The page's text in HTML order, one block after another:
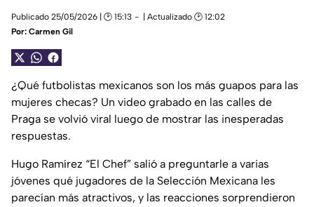
Publicado 25/05/2026 | 🕑 15:13
| Actualizado 🕑 12:02
Por: Carmen Gil
¿Qué futbolistas mexicanos son los más guapos para las
mujeres checas? Un video grabado en las calles de
Praga se volvió viral luego de mostrar las inesperadas
respuestas.
Hugo Ramírez “El Chef” salió a preguntarle a varias
jóvenes qué jugadores de la Selección Mexicana les
parecían más atractivos, y las reacciones sorprendieron